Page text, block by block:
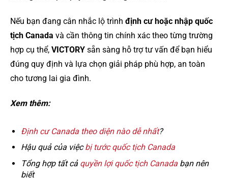
Nếu bạn đang cân nhắc lộ trình định cư hoặc nhập quốc
tịch Canada và cần thông tin chính xác theo từng trường
hợp cụ thể, VICTORY sẵn sàng hỗ trợ tư vấn để bạn hiểu
đúng quy định và lựa chọn giải pháp phù hợp, an toàn
cho tương lai gia đình.
Xem thêm:
Định cư Canada theo diện nào dễ nhất?
Hậu quả của việcbị tước quốc tịch Canada
Tổng hợp tất cả quyền lợi quốc tịch Canadabạn nên
biết